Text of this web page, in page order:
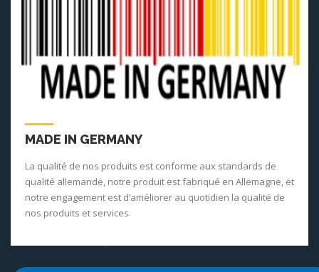
MADE IN GERMANY
La qualité de nos produits est conforme aux standards de
qualité allemande, notre produit est fabriqué en Allemagne, et
notre engagement est d‘améliorer au quotidien la qualité de
nos produits et services